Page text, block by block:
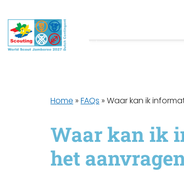
Home » FAQs » Waar kan ik
Waar kan ik
het